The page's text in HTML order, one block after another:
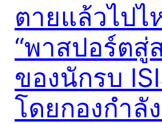
ตายแล้วไปไ
“พาสปอร์ตสู่
ของนักรบ
โดยกองกำลั